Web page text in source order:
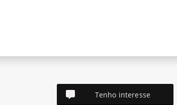
Tenho interesse